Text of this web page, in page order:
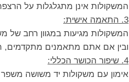
המשקולות אינן מתגלגלות על
3. התאמה אישית:
המשקולות מגיעות במגוון רחב
ובין אם אתם מתאמנים מתקדמים,
4. שיפור הכושר הכללי:
אימון עם משקולות יד משושה